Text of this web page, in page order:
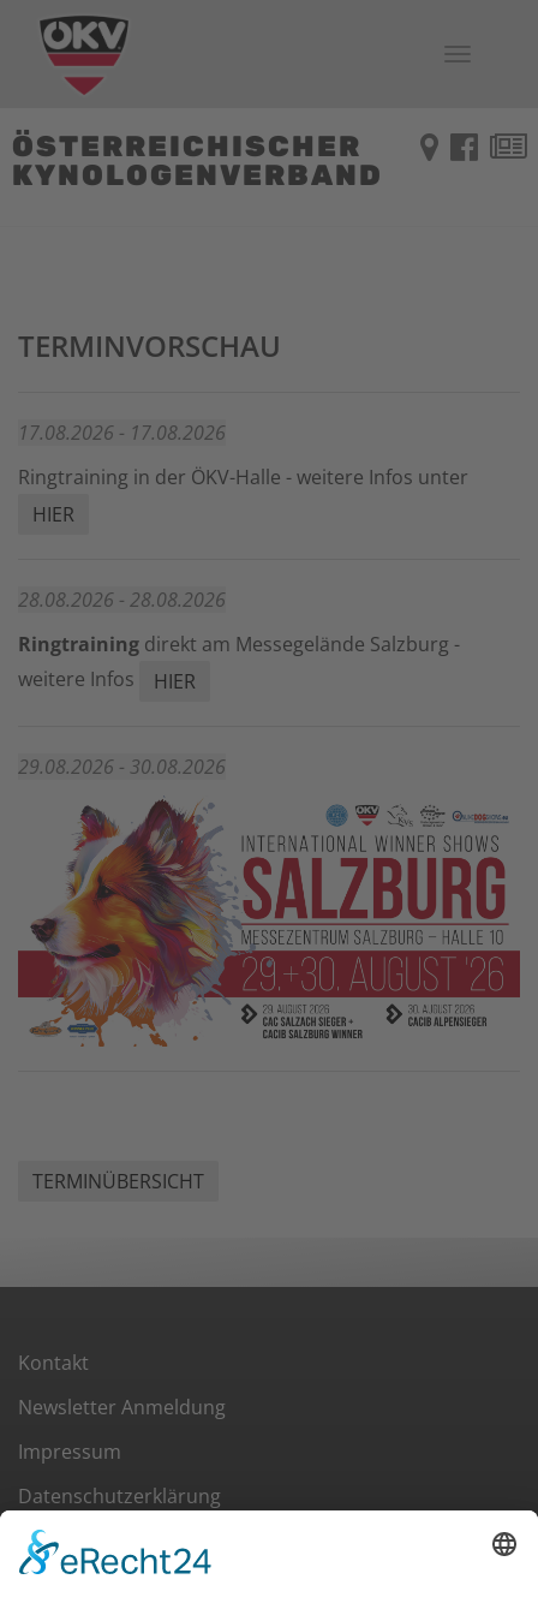
Toggle
ÖSTERREICHISCHER
KYNOLOGENVERBAND
TERMINVORSCHAU
17.08.2026 - 17.08.2026
Ringtraining in der ÖKV-Halle - weitere Infos unter
HIER
28.08.2026 - 28.08.2026
Ringtraining direkt am Messegelände Salzburg -
weitere Infos
HIER
29.08.2026 - 30.08.2026
TERMINÜBERSICHT
Kontakt
Newsletter Anmeldung
Impressum
Datenschutzerklärung
Cookie-Einstellungen